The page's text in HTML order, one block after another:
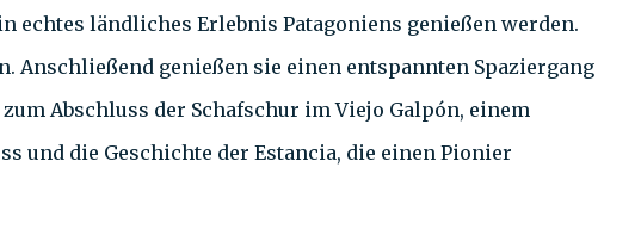
echtes ländliches Erlebnis Patagoniens genießen werden.
Anschließend genießen sie einen entspannten Spaziergang
Abschluss der Schafschur im Viejo Galpón, einem
und die Geschichte der Estancia, die einen Pionier